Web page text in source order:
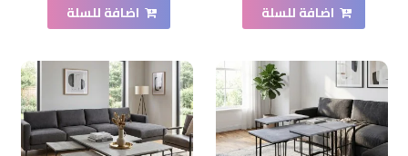
اضافة للسلة اضافة للسلة